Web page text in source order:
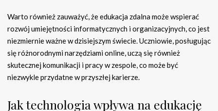
Warto również zauważyć, że edukacja zdalna może wspierać
rozwój umiejętności informatycznych i organizacyjnych, co jest
niezmiernie ważne w dzisiejszym świecie. Uczniowie, posługując
się różnorodnymi narzędziami online, uczą się również
skutecznej komunikacji i pracy w zespole, co może być
niezwykle przydatne w przyszłej karierze.
Jak technologia wpływa na edukację